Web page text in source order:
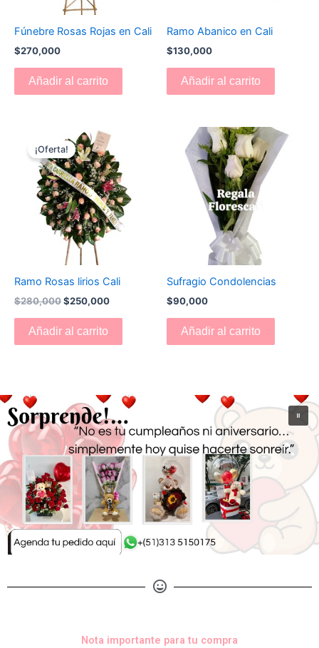
Fúnebre Rosas Rojas en Cali
$270,000
Añadir al carrito
Ramo Abanico en Cali
$130,000
Añadir al carrito
¡Oferta!
Ramo Rosas lirios Cali
$280,000
precio
original
era:
$280,000.
$250,000
El
precio
actual
es:
$250,000.
Añadir al carrito
Sufragio Condolencias
$90,000
Añadir al carrito
Nota importante para tu compra